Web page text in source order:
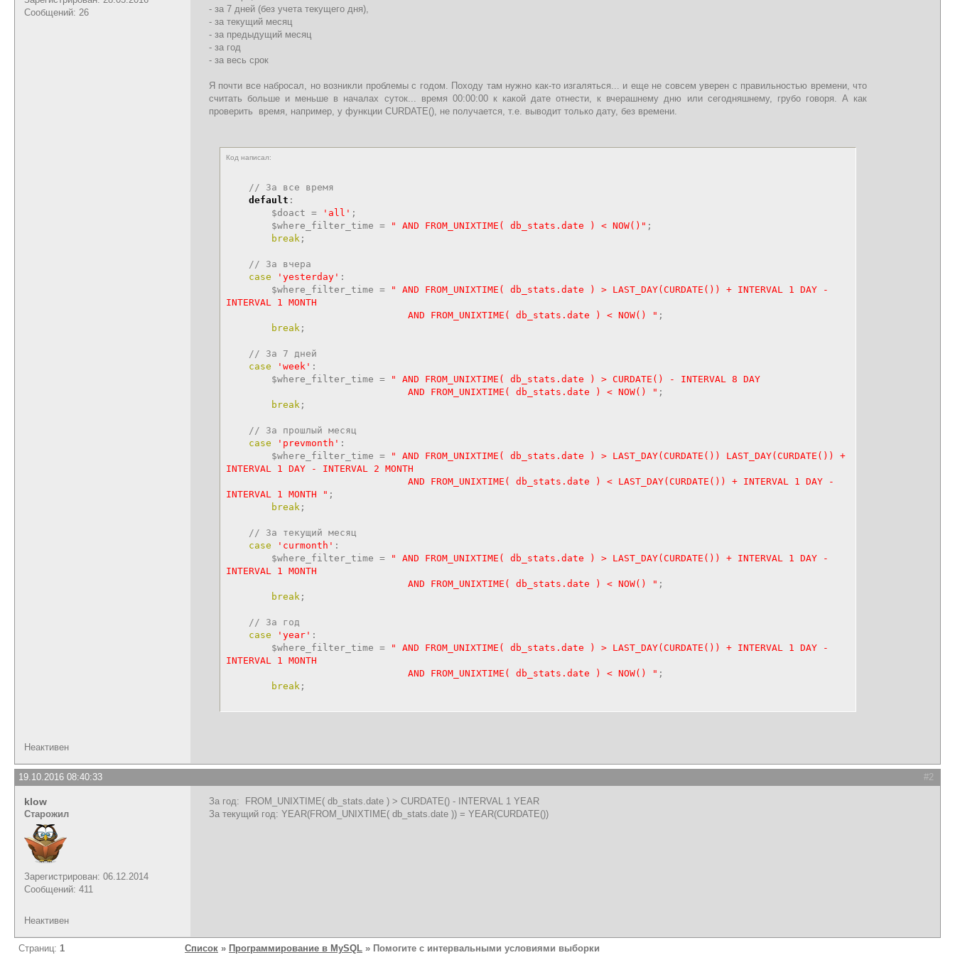
Сообщений: 26
- за 7 дней (без учета текущего дня),
- за текущий месяц
- за предыдущий месяц
- за год
- за весь срок
Я почти все набросал, но возникли проблемы с годом. Походу там нужно как-то изгаляться... и еще не совсем уверен с правильностью времени, что
считать больше и меньше в началах суток... время 00:00:00 к какой дате отнести, к вчерашнему дню или сегодняшнему, грубо говоря. А как
проверить время, например, у функции CURDATE(), не получается, т.е. выводит только дату, без времени.
Код написал:
// За все время
default :
$doact = 'all' ;
$where_filter_time = " AND FROM_UNIXTIME( db_stats.date ) < NOW()" ;
break ;
// За вчера
case
'yesterday' :
$where_filter_time =
" AND FROM_UNIXTIME( db_stats.date ) > LAST_DAY(CURDATE()) + INTERVAL 1 DAY -
INTERVAL 1 MONTH
AND FROM_UNIXTIME( db_stats.date ) < NOW() " ;
break ;
// За 7 дней
case
'week' :
$where_filter_time =
" AND FROM_UNIXTIME( db_stats.date ) > CURDATE() - INTERVAL 8 DAY
AND FROM_UNIXTIME( db_stats.date ) < NOW() " ;
break ;
// За прошлый месяц
case
'prevmonth' :
$where_filter_time =
" AND FROM_UNIXTIME( db_stats.date ) > LAST_DAY(CURDATE()) LAST_DAY(CURDATE()) +
INTERVAL 1 DAY - INTERVAL 2 MONTH
AND FROM_UNIXTIME( db_stats.date ) < LAST_DAY(CURDATE()) + INTERVAL 1 DAY -
INTERVAL 1 MONTH " ;
break ;
// За текущий месяц
case
'curmonth' :
$where_filter_time =
" AND FROM_UNIXTIME( db_stats.date ) > LAST_DAY(CURDATE()) + INTERVAL 1 DAY -
INTERVAL 1 MONTH
AND FROM_UNIXTIME( db_stats.date ) < NOW() " ;
break ;
// За год
case
'year' :
$where_filter_time =
" AND FROM_UNIXTIME( db_stats.date ) > LAST_DAY(CURDATE()) + INTERVAL 1 DAY -
INTERVAL 1 MONTH
AND FROM_UNIXTIME( db_stats.date ) < NOW() " ;
break ;
Неактивен
#2
19.10.2016 08:40:33
klow
Старожил
Зарегистрирован: 06.12.2014
Сообщений: 411
За год: FROM_UNIXTIME( db_stats.date ) > CURDATE() - INTERVAL 1 YEAR
За текущий год: YEAR(FROM_UNIXTIME( db_stats.date )) = YEAR(CURDATE())
Неактивен
Страниц: 1 Список » Программирование в MySQL » Помогите с интервальными условиями выборки